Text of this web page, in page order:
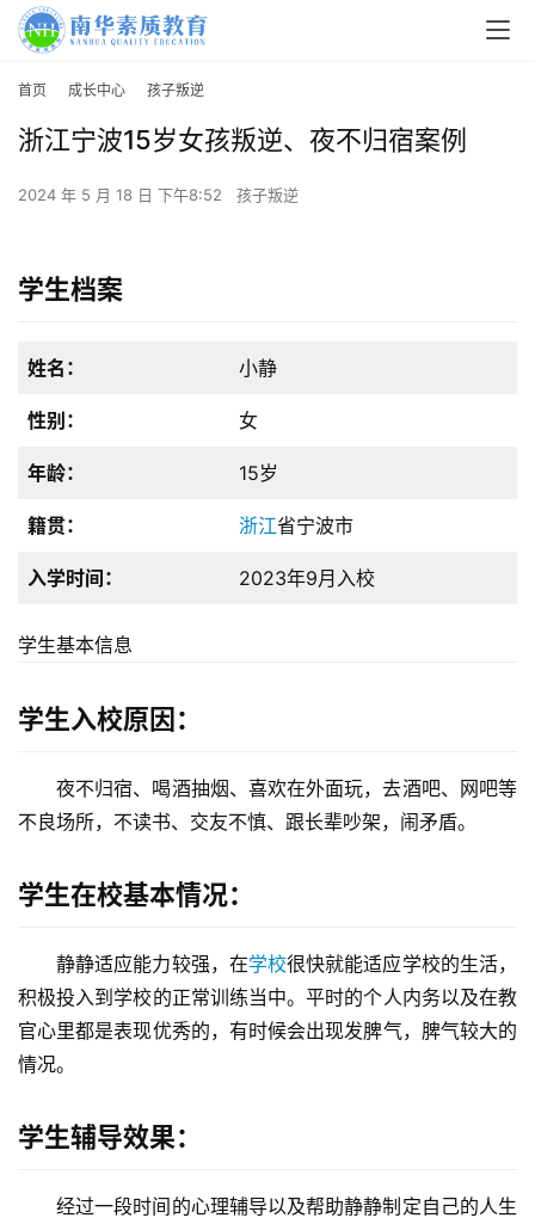
关
于
我
们
师
首页 成长中心 孩子叛逆
浙江宁波15岁女孩叛逆、夜不归宿案例
2024 年 5 月 18 日 下午8:52 孩子叛逆
学生档案
姓名： 小静
性别： 女
年龄： 15岁
籍贯： 浙江省宁波市
入学时间： 2023年9月入校
学生基本信息
学生入校原因：
夜不归宿、喝酒抽烟、喜欢在外面玩，去酒吧、网吧等
不良场所，不读书、交友不慎、跟长辈吵架，闹矛盾。
学生在校基本情况：
静静适应能力较强，在学校很快就能适应学校的生活，
积极投入到学校的正常训练当中。平时的个人内务以及在教
官心里都是表现优秀的，有时候会出现发脾气，脾气较大的
情况。
学生辅导效果：
经过一段时间的心理辅导以及帮助静静制定自己的人生